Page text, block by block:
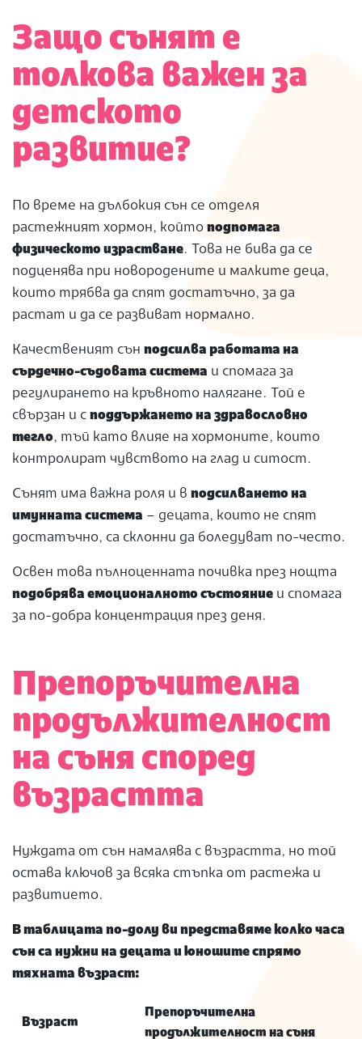
Защо сънят е
толкова важен за
детското
развитие?
По време на дълбокия сън се отделя
растежният хормон, който подпомага
физическото израстване. Това не бива да се
подценява при новородените и малките деца,
които трябва да спят достатъчно, за да
растат и да се развиват нормално.
Качественият сън подсилва работата на
сърдечно-съдовата система и спомага за
регулирането на кръвното налягане. Той е
свързан и с поддържането на здравословно
тегло, тъй като влияе на хормоните, които
контролират чувството на глад и ситост.
Сънят има важна роля и в подсилването на
имунната система – децата, които не спят
достатъчно, са склонни да боледуват по-често.
Освен това пълноценната почивка през нощта
подобрява емоционалното състояние и спомага
за по-добра концентрация през деня.
Препоръчителна
продължителност
на съня според
възрастта
Нуждата от сън намалява с възрастта, но той
остава ключов за всяка стъпка от растежа и
развитието.
В таблицата по-долу ви представяме колко часа
сън са нужни на децата и юношите спрямо
тяхната възраст:
Възраст
Препоръчителна
продължителност на съня